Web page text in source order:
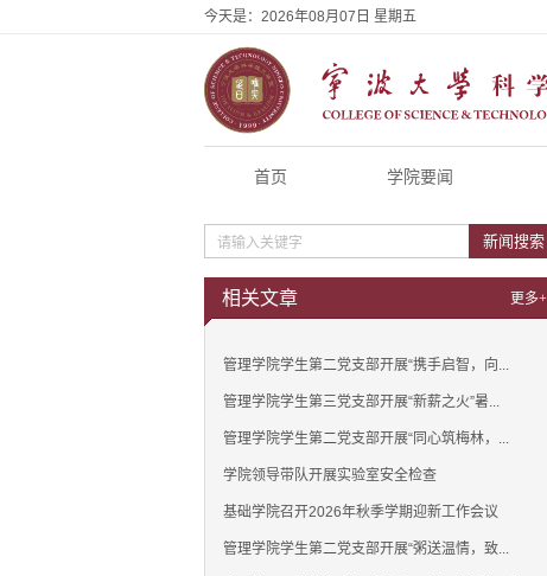
今天是： 2026年08月07日 星期五
首页 学院要闻
新闻搜索
相关文章 更多+
管理学院学生第二党支部开展“携手启智，向...
管理学院学生第三党支部开展“新薪之火”暑...
管理学院学生第二党支部开展“同心筑梅林，...
学院领导带队开展实验室安全检查
基础学院召开2026年秋季学期迎新工作会议
管理学院学生第二党支部开展“粥送温情，致...